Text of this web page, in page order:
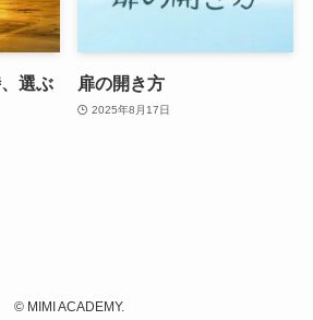
選ぶ
扉の開き方
2025年8月17日
©MIMI ACADEMY.